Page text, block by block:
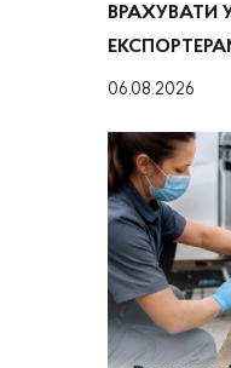
ВРАХУВАТИ
06.08.2026